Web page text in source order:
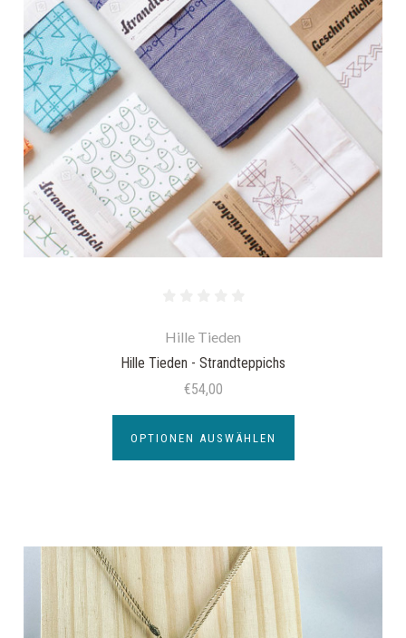
Hille Tieden
Hille Tieden - Strandteppichs
€54,00
OPTIONEN AUSWÄHLEN